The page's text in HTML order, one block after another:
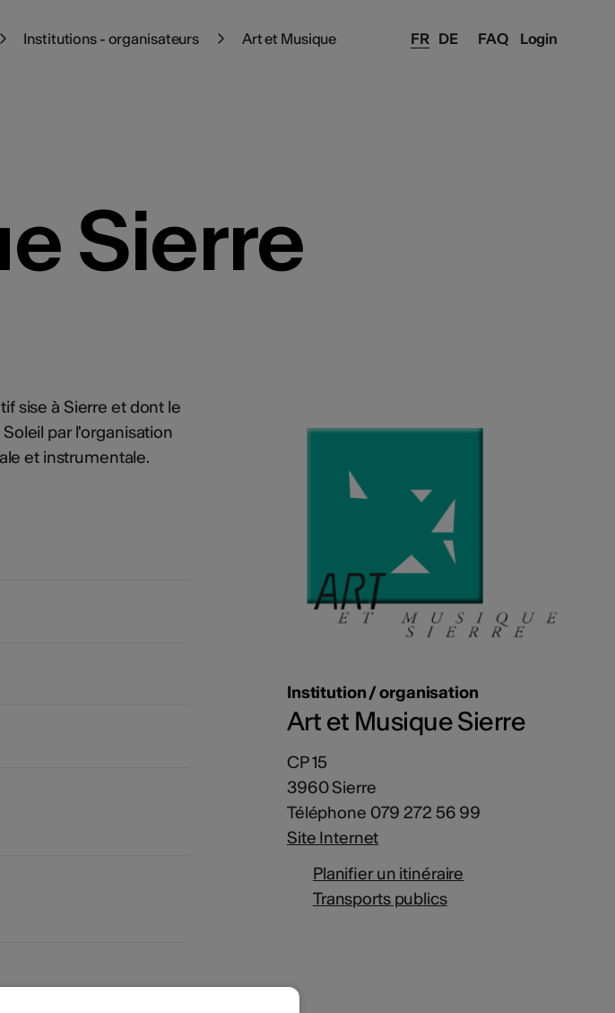
FAQ Login
FR DE
Institutions - organisateurs
Art et Musique
Sierre
sise à Sierre et dont le
par l'organisation
et instrumentale.
Institution / organisation
Art et Musique Sierre
CP 15
3960 Sierre
Téléphone 079 272 56 99
Site Internet
Planifier un itinéraire
Transports publics